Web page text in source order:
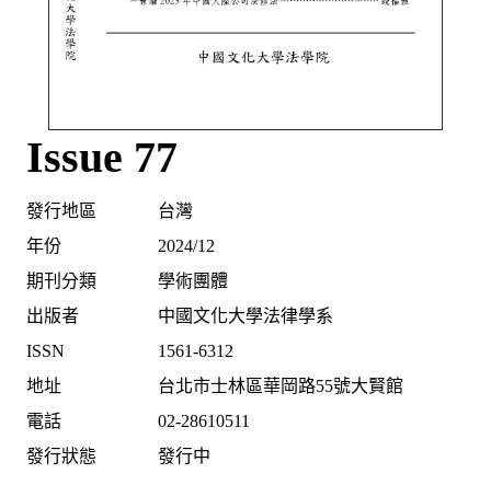
Issue 77
發行地區
台灣
年份
2024/12
期刊分類
學術團體
出版者
中國文化大學法律學系
ISSN
1561-6312
地址
台北市士林區華岡路55號大賢館
電話
02-28610511
發行狀態
發行中